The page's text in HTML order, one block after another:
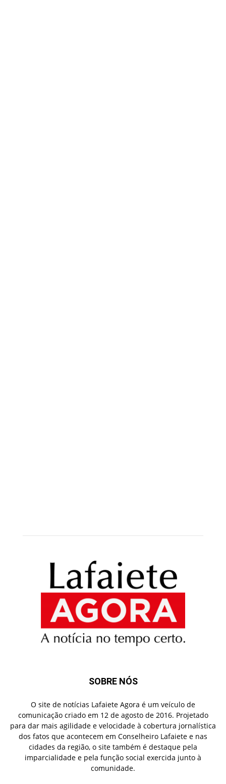
SOBRE NÓS
O site de notícias Lafaiete Agora é um veículo de
comunicação criado em 12 de agosto de 2016. Projetado
para dar mais agilidade e velocidade à cobertura jornalística
dos fatos que acontecem em Conselheiro Lafaiete e nas
cidades da região, o site também é destaque pela
imparcialidade e pela função social exercida junto à
comunidade.